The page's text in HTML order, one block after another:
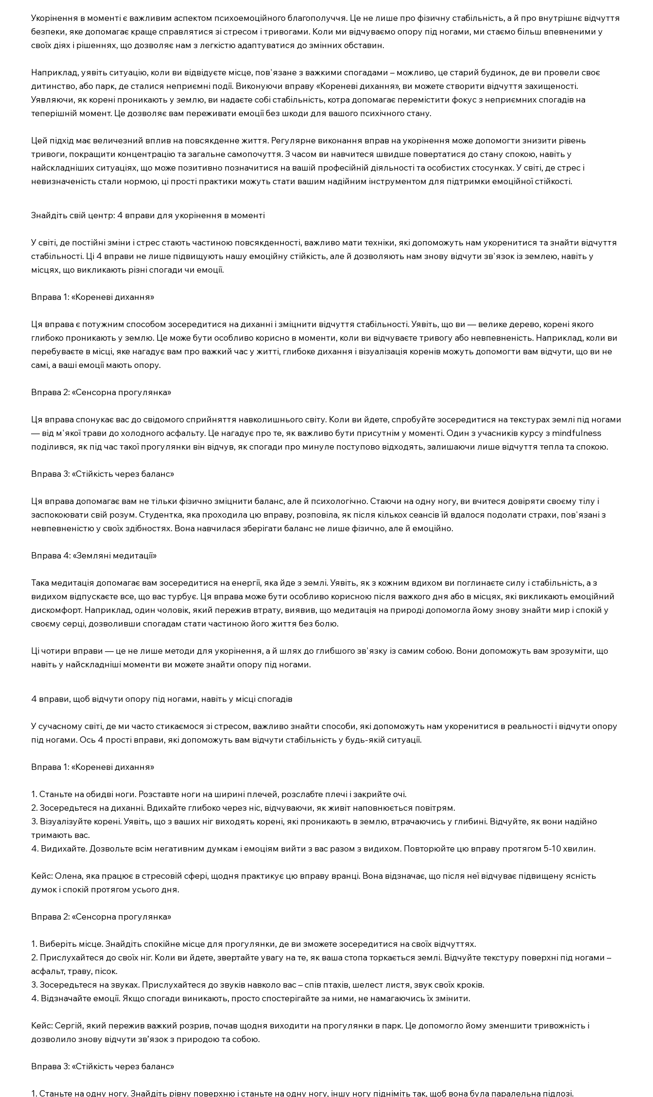
Укорінення в моменті є важливим аспектом психоемоційного благополуччя. Це не лише про фізичну стабільність, а й про внутрішнє відчуття
безпеки, яке допомагає краще справлятися зі стресом і тривогами. Коли ми відчуваємо опору під ногами, ми стаємо більш впевненими у
своїх діях і рішеннях, що дозволяє нам з легкістю адаптуватися до змінних обставин.
Наприклад, уявіть ситуацію, коли ви відвідуєте місце, пов'язане з важкими спогадами – можливо, це старий будинок, де ви провели своє
дитинство, або парк, де сталися неприємні події. Виконуючи вправу «Кореневі дихання», ви можете створити відчуття захищеності.
Уявляючи, як корені проникають у землю, ви надаєте собі стабільність, котра допомагає перемістити фокус з неприємних спогадів на
теперішній момент. Це дозволяє вам переживати емоції без шкоди для вашого психічного стану.
Цей підхід має величезний вплив на повсякденне життя. Регулярне виконання вправ на укорінення може допомогти знизити рівень
тривоги, покращити концентрацію та загальне самопочуття. З часом ви навчитеся швидше повертатися до стану спокою, навіть у
найскладніших ситуаціях, що може позитивно позначитися на вашій професійній діяльності та особистих стосунках. У світі, де стрес і
невизначеність стали нормою, ці прості практики можуть стати вашим надійним інструментом для підтримки емоційної стійкості.
Знайдіть свій центр: 4 вправи для укорінення в моменті
У світі, де постійні зміни і стрес стають частиною повсякденності, важливо мати техніки, які допоможуть нам укоренитися та знайти відчуття
стабільності. Ці 4 вправи не лише підвищують нашу емоційну стійкість, але й дозволяють нам знову відчути зв'язок із землею, навіть у
місцях, що викликають різні спогади чи емоції.
Вправа 1: «Кореневі дихання»
Ця вправа є потужним способом зосередитися на диханні і зміцнити відчуття стабільності. Уявіть, що ви — велике дерево, корені якого
глибоко проникають у землю. Це може бути особливо корисно в моменти, коли ви відчуваєте тривогу або невпевненість. Наприклад, коли ви
перебуваєте в місці, яке нагадує вам про важкий час у житті, глибоке дихання і візуалізація коренів можуть допомогти вам відчути, що ви не
самі, а ваші емоції мають опору.
Вправа 2: «Сенсорна прогулянка»
Ця вправа спонукає вас до свідомого сприйняття навколишнього світу. Коли ви йдете, спробуйте зосередитися на текстурах землі під ногами
— від м'якої трави до холодного асфальту. Це нагадує про те, як важливо бути присутнім у моменті. Один з учасників курсу з mindfulness
поділився, як під час такої прогулянки він відчув, як спогади про минуле поступово відходять, залишаючи лише відчуття тепла та спокою.
Вправа 3: «Стійкість через баланс»
Ця вправа допомагає вам не тільки фізично зміцнити баланс, але й психологічно. Стаючи на одну ногу, ви вчитеся довіряти своєму тілу і
заспокоювати свій розум. Студентка, яка проходила цю вправу, розповіла, як після кількох сеансів їй вдалося подолати страхи, пов'язані з
невпевненістю у своїх здібностях. Вона навчилася зберігати баланс не лише фізично, але й емоційно.
Вправа 4: «Земляні медитації»
Така медитація допомагає вам зосередитися на енергії, яка йде з землі. Уявіть, як з кожним вдихом ви поглинаєте силу і стабільність, а з
видихом відпускаєте все, що вас турбує. Ця вправа може бути особливо корисною після важкого дня або в місцях, які викликають емоційний
дискомфорт. Наприклад, один чоловік, який пережив втрату, виявив, що медитація на природі допомогла йому знову знайти мир і спокій у
своєму серці, дозволивши спогадам стати частиною його життя без болю.
Ці чотири вправи — це не лише методи для укорінення, а й шлях до глибшого зв'язку із самим собою. Вони допоможуть вам зрозуміти, що
навіть у найскладніші моменти ви можете знайти опору під ногами.
4 вправи, щоб відчути опору під ногами, навіть у місці спогадів
У сучасному світі, де ми часто стикаємося зі стресом, важливо знайти способи, які допоможуть нам укоренитися в реальності і відчути опору
під ногами. Ось 4 прості вправи, які допоможуть вам відчути стабільність у будь-якій ситуації.
Вправа 1: «Кореневі дихання»
1. Станьте на обидві ноги. Розставте ноги на ширині плечей, розслабте плечі і закрийте очі.
2. Зосередьтеся на диханні. Вдихайте глибоко через ніс, відчуваючи, як живіт наповнюється повітрям.
3. Візуалізуйте корені. Уявіть, що з ваших ніг виходять корені, які проникають в землю, втрачаючись у глибині. Відчуйте, як вони надійно
тримають вас.
4. Видихайте. Дозвольте всім негативним думкам і емоціям вийти з вас разом з видихом. Повторюйте цю вправу протягом 5-10 хвилин.
Кейс: Олена, яка працює в стресовій сфері, щодня практикує цю вправу вранці. Вона відзначає, що після неї відчуває підвищену ясність
думок і спокій протягом усього дня.
Вправа 2: «Сенсорна прогулянка»
1. Виберіть місце. Знайдіть спокійне місце для прогулянки, де ви зможете зосередитися на своїх відчуттях.
2. Прислухайтеся до своїх ніг. Коли ви йдете, звертайте увагу на те, як ваша стопа торкається землі. Відчуйте текстуру поверхні під ногами –
асфальт, траву, пісок.
3. Зосередьтеся на звуках. Прислухайтеся до звуків навколо вас – спів птахів, шелест листя, звук своїх кроків.
4. Відзначайте емоції. Якщо спогади виникають, просто спостерігайте за ними, не намагаючись їх змінити.
Кейс: Сергій, який пережив важкий розрив, почав щодня виходити на прогулянки в парк. Це допомогло йому зменшити тривожність і
дозволило знову відчути зв’язок з природою та собою.
Вправа 3: «Стійкість через баланс»
1. Станьте на одну ногу. Знайдіть рівну поверхню і станьте на одну ногу, іншу ногу підніміть так, щоб вона була паралельна підлозі.